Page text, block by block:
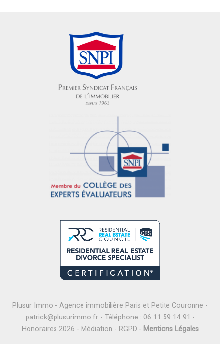
Plusur Immo - Agence immobilière Paris et Petite Couronne -
patrick@plusurimmo.fr- Téléphone : 06 11 59 14 91 -
Honoraires 2026 - Médiation - RGPD - Mentions Légales